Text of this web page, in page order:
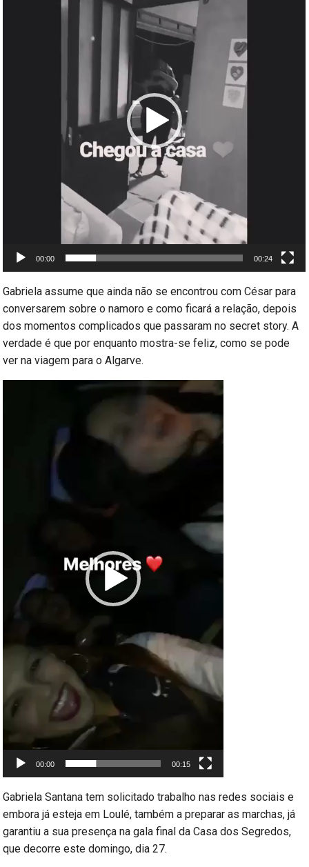
00:00 00:24
Gabriela assume que ainda não se encontrou com César para
conversarem sobre o namoro e como ficará a relação, depois
dos momentos complicados que passaram no secret story. A
verdade é que por enquanto mostra-se feliz, como se pode
ver na viagem para o Algarve.
00:00 00:15
Gabriela Santana tem solicitado trabalho nas redes sociais e
embora já esteja em Loulé, também a preparar as marchas, já
garantiu a sua presença na gala final da Casa dos Segredos,
que decorre este domingo, dia 27.